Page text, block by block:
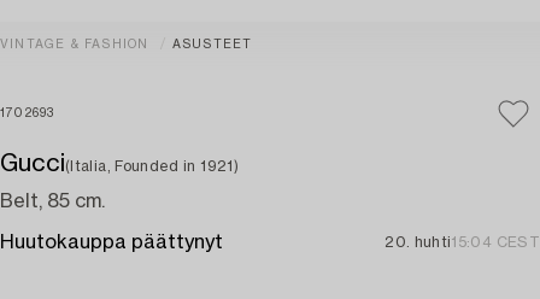
VINTAGE & FASHION ASUSTEET
1702693
Gucci(Italia, Founded in 1921)
Belt, 85 cm.
Huutokauppa päättynyt 20. huhti15:04 CEST